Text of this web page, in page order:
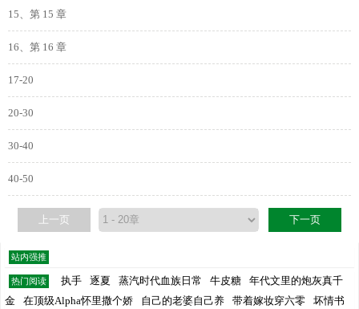
15、第 15 章
16、第 16 章
17-20
20-30
30-40
40-50
上一页 下一页
站内强推
热门阅读 执手 逐夏 蒸汽时代血族日常 牛皮糖
年代文里的炮灰真千
金
在顶级Alpha怀里撒个娇 自己的老婆自己养 带着嫁妆穿六零 坏情书